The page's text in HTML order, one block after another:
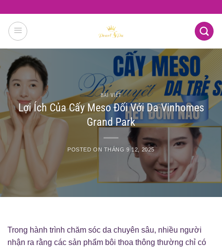
content
BÀI VIẾT
Lợi Ích Của Cấy Meso Đối Với Da Vinhomes
Grand Park
POSTED ON THÁNG 9 12, 2025
Trong hành trình chăm sóc da chuyên sâu, nhiều người
nhận ra rằng các sản phẩm bôi thoa thông thường chỉ có